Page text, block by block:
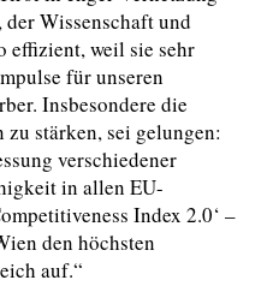
Wissenschaft und
effizient, weil sie sehr
für unseren
Insbesondere die
stärken, sei gelungen:
verschiedener
in allen EU-
Index 2.0‘ –
den höchsten
auf.“